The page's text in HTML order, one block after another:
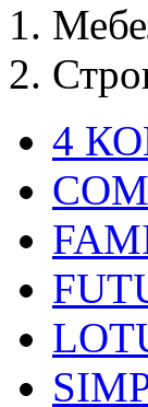
4